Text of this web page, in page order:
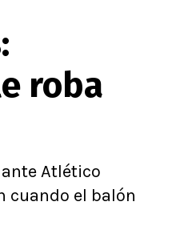
roba
Atlético
cuando el balón